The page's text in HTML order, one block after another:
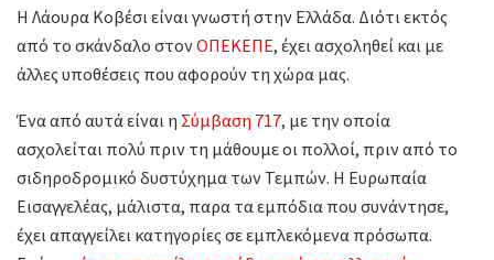
Η Λάουρα Κοβέσι είναι γνωστή στην Ελλάδα. Διότι εκτός
από το σκάνδαλο στονΟΠΕΚΕΠΕ, έχει ασχοληθεί και με
άλλες υποθέσεις που αφορούν τη χώρα μας.
Ένα από αυτά είναι η Σύμβαση 717, με την οποία
ασχολείται πολύ πριν τη μάθουμε οι πολλοί, πριν από το
σιδηροδρομικό δυστύχημα των Τεμπών. Η Ευρωπαία
Εισαγγελέας, μάλιστα, παρα τα εμπόδια που συνάντησε,
έχει απαγγείλει κατηγορίες σε εμπλεκόμενα πρόσωπα.